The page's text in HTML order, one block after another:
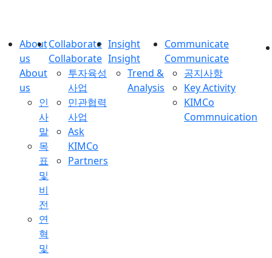
About
us
About
us
인
사
말
목
표
및
비
전
연
혁
및
Collaborate
Collaborate
투자육성
사업
민관협력
사업
Ask
KIMCo
Partners
Insight
Insight
Trend &
Analysis
Communicate
Communicate
공지사항
Key Activity
KIMCo
Commnuication